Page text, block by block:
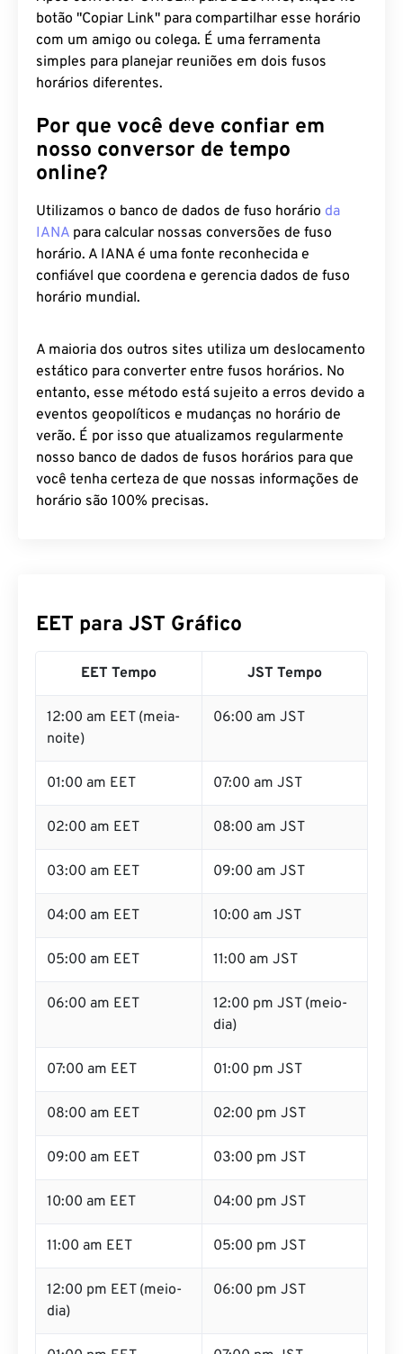
botão "Copiar Link" para compartilhar esse horário
com um amigo ou colega. É uma ferramenta
simples para planejar reuniões em dois fusos
horários diferentes.
Por que você deve confiar em
nosso conversor de tempo
online?
Utilizamos o banco de dados de fuso horário da
IANA para calcular nossas conversões de fuso
horário. A IANA é uma fonte reconhecida e
confiável que coordena e gerencia dados de fuso
horário mundial.
A maioria dos outros sites utiliza um deslocamento
estático para converter entre fusos horários. No
entanto, esse método está sujeito a erros devido a
eventos geopolíticos e mudanças no horário de
verão. É por isso que atualizamos regularmente
nosso banco de dados de fusos horários para que
você tenha certeza de que nossas informações de
horário são 100% precisas.
EET para JST Gráfico
EET Tempo JST Tempo
12:00 am EET (meia-
noite)
06:00 am JST
01:00 am EET 07:00 am JST
02:00 am EET 08:00 am JST
03:00 am EET 09:00 am JST
04:00 am EET 10:00 am JST
05:00 am EET 11:00 am JST
06:00 am EET
12:00 pm JST (meio-
dia)
07:00 am EET 01:00 pm JST
08:00 am EET 02:00 pm JST
09:00 am EET 03:00 pm JST
10:00 am EET 04:00 pm JST
11:00 am EET 05:00 pm JST
12:00 pm EET (meio-
dia)
06:00 pm JST